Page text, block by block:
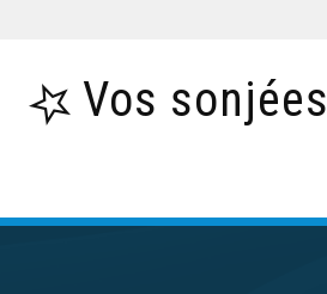
Vos sonjées